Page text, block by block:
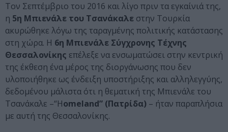
Τον Σεπτέμβριο του 2016 και λίγο πριν τα εγκαίνιά της,
η 5η Μπιενάλε του Τσανάκαλε στην Τουρκία
ακυρώθηκε λόγω της ταραγμένης πολιτικής κατάστασης
στη χώρα. Η 6η Μπιενάλε Σύγχρονης Τέχνης
Θεσσαλονίκης επέλεξε να ενσωματώσει στην κεντρική
της έκθεση ένα μέρος της διοργάνωσης που δεν
υλοποιήθηκε ως ένδειξη υποστήριξης και αλληλεγγύης,
δεδομένου μάλιστα ότι η θεματική της Μπιενάλε του
Τσανάκαλε –“Ηοmeland” (Πατρίδα) – ήταν παραπλήσια
με αυτή της Θεσσαλονίκης.